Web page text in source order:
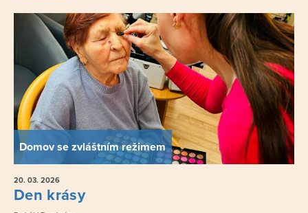
Domov se zvláštním režimem
20. 03. 2026
Den krásy